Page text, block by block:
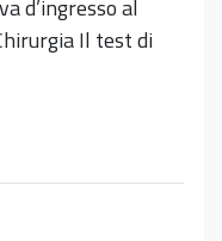
d’ingresso al
Il test di